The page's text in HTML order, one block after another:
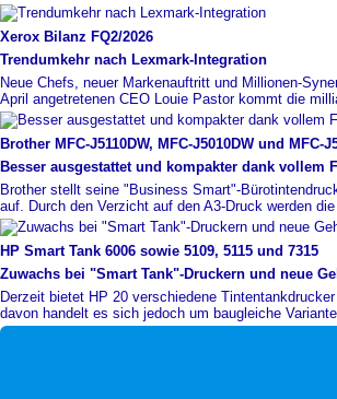
Xerox Bilanz FQ2/2026
Trendumkehr nach Lexmark- ​Integration
Neue Chefs, neuer Markenauftritt und Millionen-
April angetretenen CEO Louie Pastor kommt die
Brother MFC-​J5110DW, MFC-​J5010DW und MFC-
Besser ausgestattet und kompakter dank vollem
Brother stellt seine "Business Smart"-
auf. Durch den Verzicht auf den A3-Druck werden
HP Smart Tank 6006 sowie 5109, 5115 und 7315
Zuwachs bei "Smart Tank"-​Druckern und neue
Derzeit bietet HP 20 verschiedene
davon handelt es sich jedoch um baugleiche